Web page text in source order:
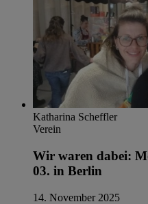
Katharina Scheffler
Verein
Wir waren dabei:
03. in Berlin
14. November 2025